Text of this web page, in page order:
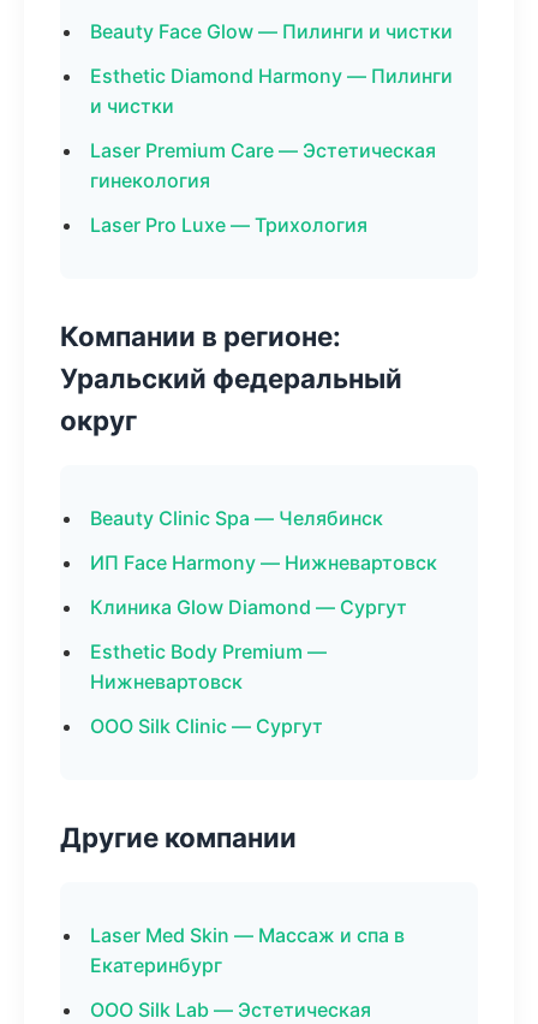
Beauty Face Glow — Пилинги и чистки
Esthetic Diamond Harmony — Пилинги
и чистки
Laser Premium Care — Эстетическая
гинекология
Laser Pro Luxe — Трихология
Компании в регионе:
Уральский федеральный
округ
Beauty Clinic Spa — Челябинск
ИП Face Harmony — Нижневартовск
Клиника Glow Diamond — Сургут
Esthetic Body Premium —
Нижневартовск
ООО Silk Clinic — Сургут
Другие компании
Laser Med Skin — Массаж и спа в
Екатеринбург
ООО Silk Lab — Эстетическая